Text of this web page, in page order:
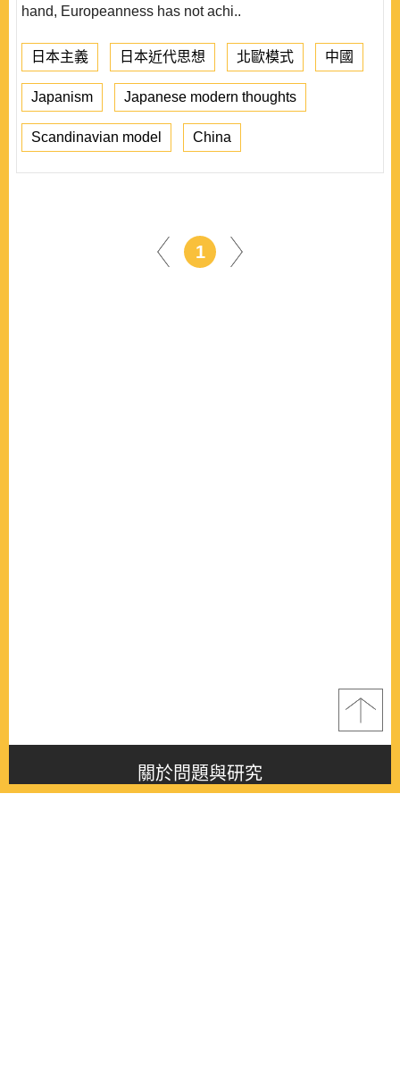
hand, Europeanness has not achi..
日本主義 日本近代思想 北歐模式 中國
Japanism Japanese modern thoughts
Scandinavian model China
1
關於問題與研究
About this journal